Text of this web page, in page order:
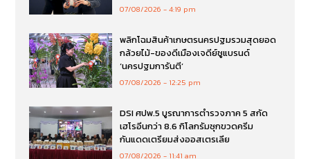
07/08/2026 4:19 pm
พลิกโฉมสินค้าเกษตรนครปฐมรวมสุดยอด
กล้วยไม้-ของดีเมืองเจดีย์ชูแบรนด์
‘นครปฐมการันตี’
07/08/2026 12:25 pm
DSI ศปพ.5 บูรณาการตำรวจภาค 5 สกัด
เฮโรอีนกว่า 8.6 กิโลกรัมซุกขวดครีม
กันแดดเตรียมส่งออสเตรเลีย
07/08/2026 11:41 am